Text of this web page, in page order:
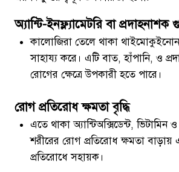
অ্যান্টি-ইনফ্ল্যামেটরি বা প্রদাহনাশক
কালোজিরা তেলে থাকা থাইমোকুইনোন
সাহায্য করে। এটি বাত, হাঁপানি, ও
রোগের ক্ষেত্রে উপকারী হতে পারে।
রোগ প্রতিরোধ ক্ষমতা বৃদ্ধি
এতে থাকা অ্যান্টিঅক্সিডেন্ট, ভিটামিন
শরীরের রোগ প্রতিরোধ ক্ষমতা বাড়ায়
প্রতিরোধে সহায়ক।